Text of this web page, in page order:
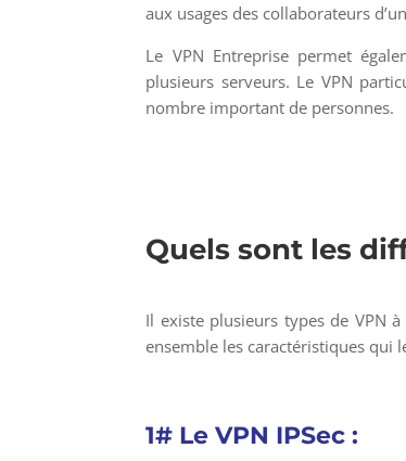
aux usages des collaborateurs
Le VPN Entreprise permet
plusieurs serveurs. Le VPN
nombre important de personnes.
Quels sont les
Il existe plusieurs types de VPN à
ensemble les caractéristiques qui
1# Le VPN IPSec :